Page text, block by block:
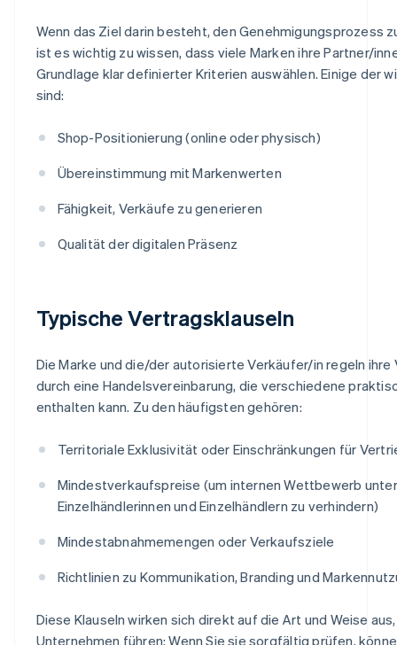
Wenn das Ziel darin besteht, den Genehmigungsprozess
ist es wichtig zu wissen, dass viele Marken ihre Partner/
Grundlage klar definierter Kriterien auswählen. Einige der
sind:
Shop-Positionierung (online oder physisch)
Übereinstimmung mit Markenwerten
Fähigkeit, Verkäufe zu generieren
Qualität der digitalen Präsenz
Typische Vertragsklauseln
Die Marke und die/der autorisierte Verkäufer/in regeln ihre
durch eine Handelsvereinbarung, die verschiedene
enthalten kann. Zu den häufigsten gehören:
Territoriale Exklusivität oder Einschränkungen für
Mindestverkaufspreise (um internen Wettbewerb unter
Einzelhändlerinnen und Einzelhändlern zu verhindern)
Mindestabnahmemengen oder Verkaufsziele
Richtlinien zu Kommunikation, Branding und
Diese Klauseln wirken sich direkt auf die Art und Weise
Unternehmen führen: Wenn Sie sie sorgfältig prüfen,